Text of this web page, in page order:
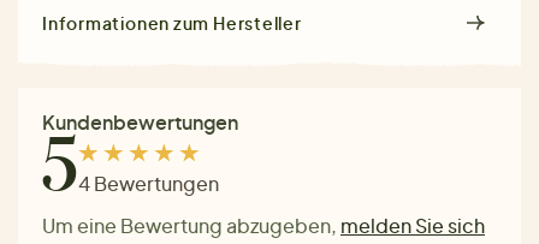
Informationen zum Hersteller
Kundenbewertungen
54 Bewertungen
Um eine Bewertung abzugeben, melden Sie sich